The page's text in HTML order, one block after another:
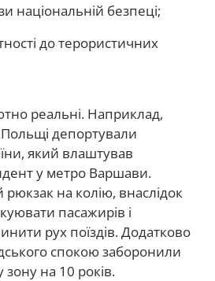
національній безпеці;
до терористичних
реальні. Наприклад,
Польщі депортували
який влаштував
у метро Варшави.
рюкзак на колію, внаслідок
пасажирів і
рух поїздів. Додатково
спокою заборонили
на 10 років.